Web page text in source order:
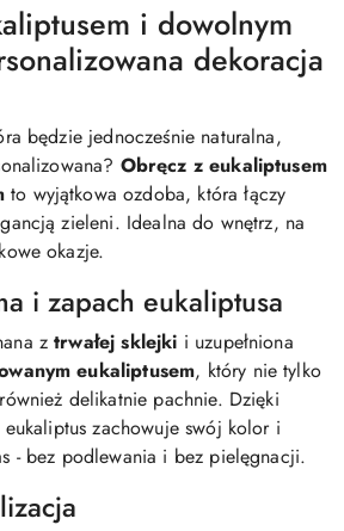
i dowolnym
dekoracja
będzie jednocześnie naturalna,
Obręcz z eukaliptusem
to wyjątkowa ozdoba, która łączy
zieleni. Idealna do wnętrz, na
okazje.
i zapach eukaliptusa
ztrwałej sklejki i uzupełniona
eukaliptusem, który nie tylko
delikatnie pachnie. Dzięki
zachowuje swój kolor i
- bez podlewania i bez pielęgnacji.